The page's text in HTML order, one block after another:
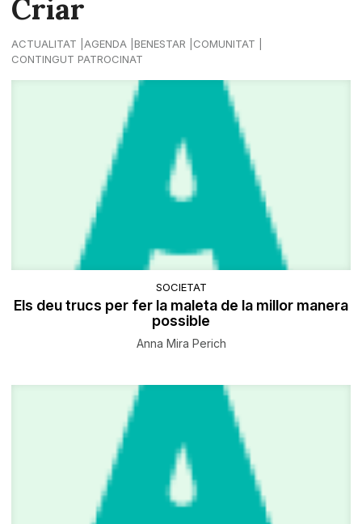
Criar
ACTUALITAT AGENDA BENESTAR
COMUNITAT
CONTINGUT PATROCINAT
SOCIETAT
Els deu trucs per fer la maleta de la millor manera
possible
Anna Mira Perich